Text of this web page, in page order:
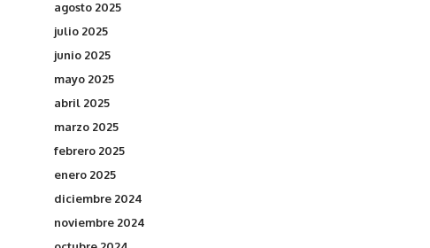
agosto 2025
julio 2025
junio 2025
mayo 2025
abril 2025
marzo 2025
febrero 2025
enero 2025
diciembre 2024
noviembre 2024